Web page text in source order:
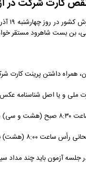
بن بست شاهرود مستقر
ملی و یا اصل شناسنامه